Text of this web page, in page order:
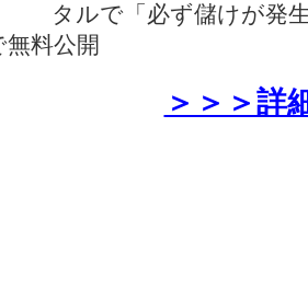
タルで「必ず儲けが発
料公開
＞＞＞詳